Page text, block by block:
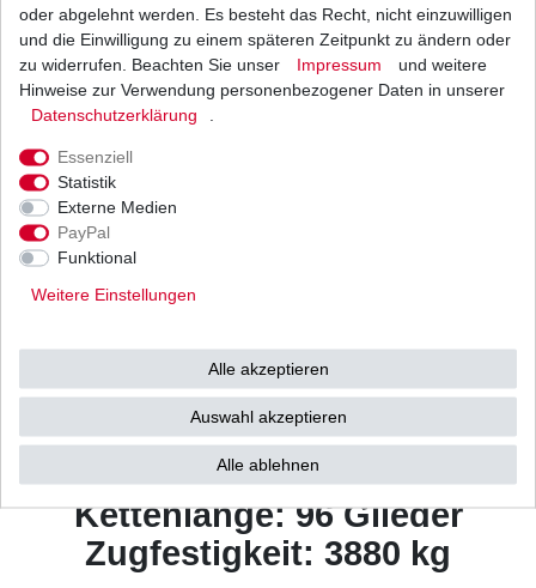
Beschreibung
Kettentyp: ZVM2 super
Farbe: stahl
Zustand: endlos /
geschlossen ohne Schloss
Kettenteilung: 520 / 5/8" x 1/4"
Kettenlänge: 96 Glieder
Zugfestigkeit: 3880 kg
oder abgelehnt werden. Es besteht das Recht, nicht einzuwilligen
und die Einwilligung zu einem späteren Zeitpunkt zu ändern oder
zu widerrufen. Beachten Sie unser
Impressum
und weitere
Hinweise zur Verwendung personenbezogener Daten in unserer
Daten­schutz­erklärung
Essenziell
Statistik
Externe Medien
PayPal
Funktional
Weitere Einstellungen
Alle akzeptieren
Auswahl akzeptieren
Alle ablehnen